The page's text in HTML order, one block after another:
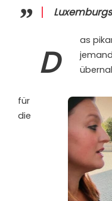
D
as
für
die